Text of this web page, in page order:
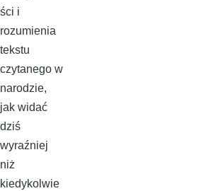
ści i
rozumienia
tekstu
czytanego w
narodzie,
jak widać
dziś
wyraźniej
niż
kiedykolwie